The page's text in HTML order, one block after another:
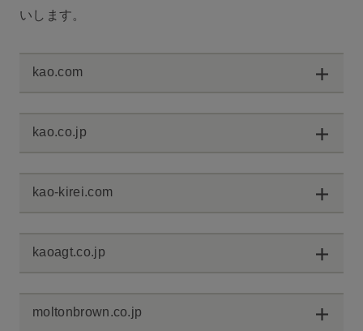
いします。
kao.com
kao.co.jp
kao-kirei.com
kaoagt.co.jp
moltonbrown.co.jp